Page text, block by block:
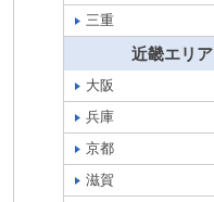
三重
近畿エリア
大阪
兵庫
京都
滋賀